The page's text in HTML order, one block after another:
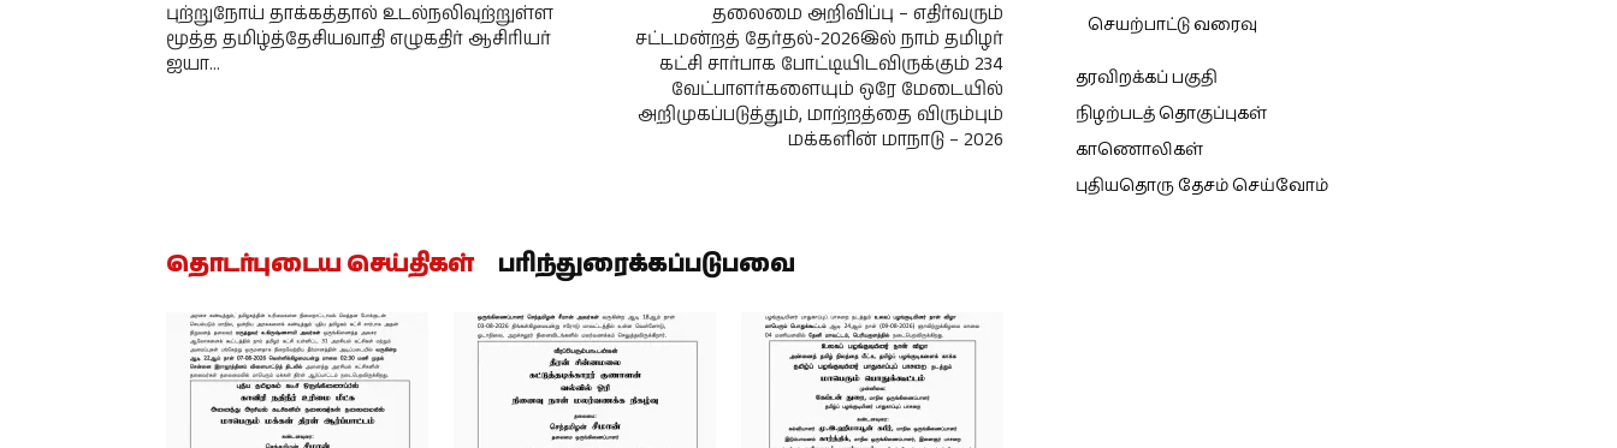
புற்றுநோய் தாக்கத்தால் உடல்நலிவுற்றுள்ள
மூத்த தமிழ்த்தேசியவாதி எழுகதிர் ஆசிரியர்
ஐயா…
தலைமை அறிவிப்பு – எதிர்வரும்
சட்டமன்றத் தேர்தல்-2026இல் நாம் தமிழர்
கட்சி சார்பாக போட்டியிடவிருக்கும் 234
வேட்பாளர்களையும் ஒரே மேடையில்
அறிமுகப்படுத்தும், மாற்றத்தை விரும்பும்
மக்களின் மாநாடு – 2026
தொடர்புடைய செய்திகள் பரிந்துரைக்கப்படுபவை
செயற்பாட்டு வரைவு
தரவிறக்கப் பகுதி
நிழற்படத் தொகுப்புகள்
காணொலிகள்
புதியதொரு தேசம் செய்வோம்